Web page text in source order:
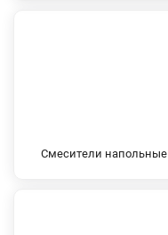
Смесители напольные